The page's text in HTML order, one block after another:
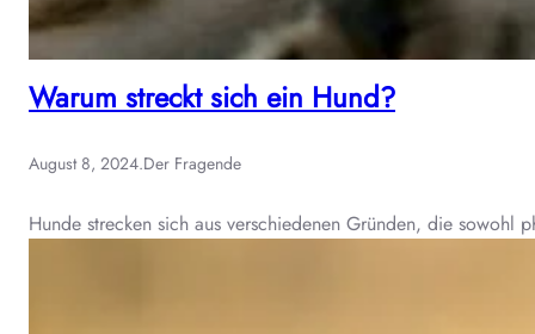
Warum streckt sich ein Hund?
August 8, 2024.Der Fragende
Hunde strecken sich aus verschiedenen Gründen, die